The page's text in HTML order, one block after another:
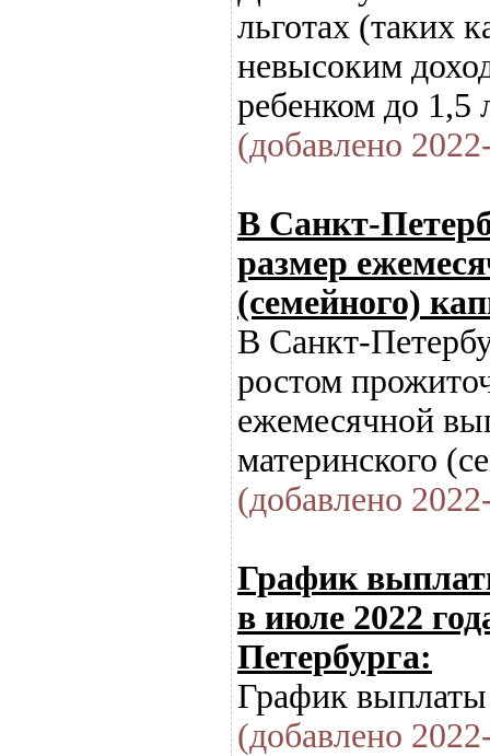
льготах (таких
невысоким
ребенком до 1,5
(добавлено
В Санкт-
размер
(семейного)
В Санкт-
ростом
ежемесячной
материнского
(добавлено
График
в июле 2022
Петербурга:
График
(добавлено